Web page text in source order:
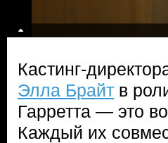
Кастинг-
Элла Брайт в
Гарретта — это
Каждый их